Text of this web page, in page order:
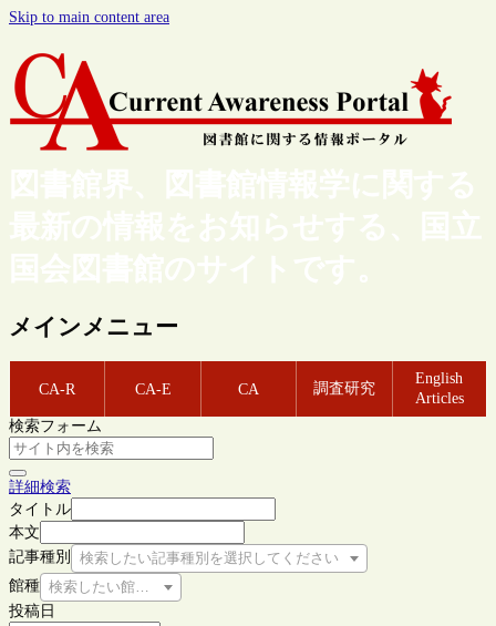
Skip to main content area
図書館界、図書館情報学に関する
最新の情報をお知らせする、国立
国会図書館のサイトです。
メインメニュー
CA-R CA-E CA 調査研究
English
Articles
検索フォーム
詳細検索
タイトル
本文
記事種別
検索したい記事種別を選択してください
館種 検索したい館種を選択してください
投稿日